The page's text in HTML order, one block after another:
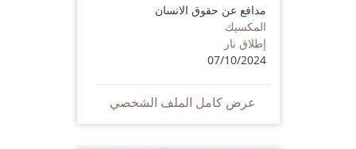
مدافع عن حقوق الانسان
المكسيك
إطلاق نار
07/10/2024
عرض كامل الملف الشخصي